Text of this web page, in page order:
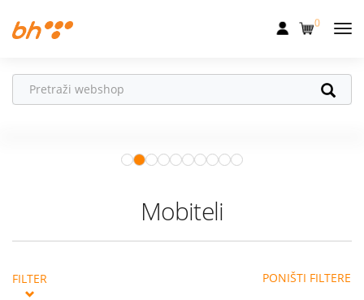
Fiksna
Akcije
0
Apple Watch– vaš partner za
zdraviji i aktivniji život.
Mobiteli
FILTER PONIŠTI FILTERE